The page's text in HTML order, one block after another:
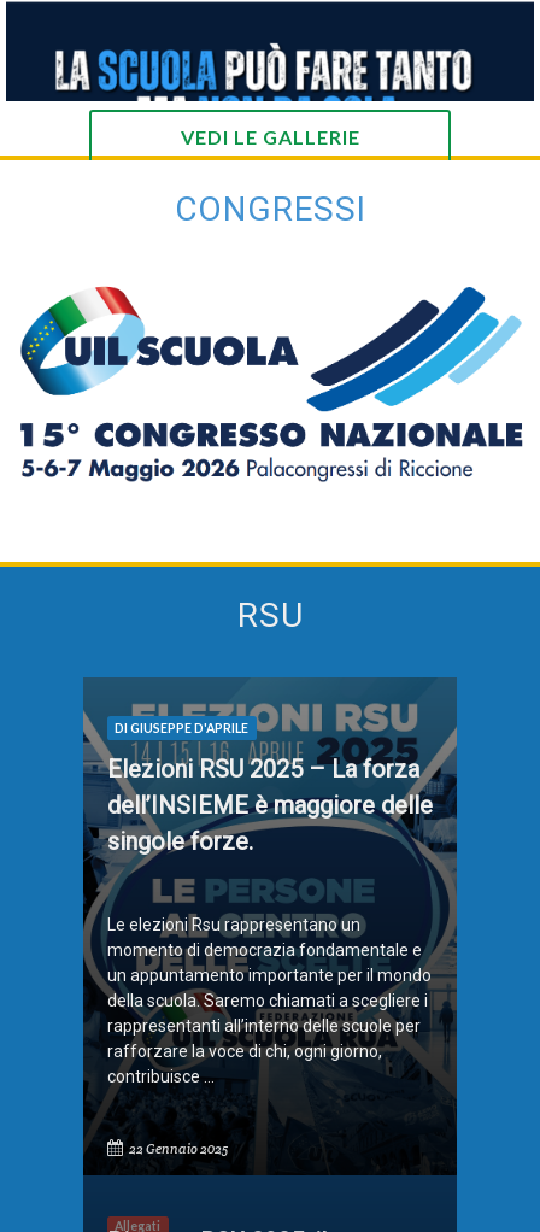
VEDI LE GALLERIE
CONGRESSI
RSU
DI GIUSEPPE D'APRILE
Elezioni RSU 2025 – La forza
dell’INSIEME è maggiore delle
singole forze.
Le elezioni Rsu rappresentano un
momento di democrazia fondamentale e
un appuntamento importante per il mondo
della scuola. Saremo chiamati a scegliere i
rappresentanti all’interno delle scuole per
rafforzare la voce di chi, ogni giorno,
contribuisce ...
22 Gennaio 2025
Allegati